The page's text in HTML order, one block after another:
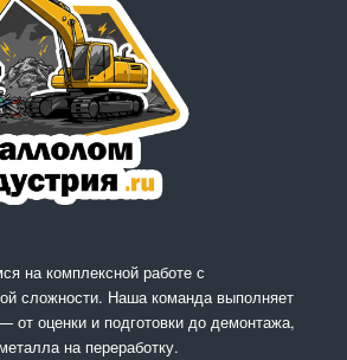
на комплексной работе с
сложности. Наша команда выполняет
от оценки и подготовки до демонтажа,
на переработку.